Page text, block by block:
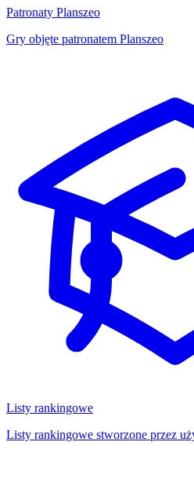
Patronaty Planszeo
Gry objęte patronatem Planszeo
Listy rankingowe
Listy rankingowe stworzone przez